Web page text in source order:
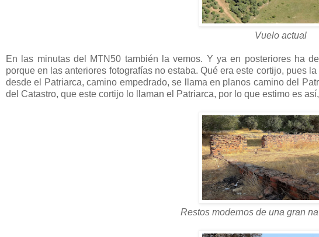
Vuelo actual
En las minutas del MTN50 también la vemos. Y ya en posteriores ha
porque en las anteriores fotografías no estaba. Qué era este cortijo, pues
desde el Patriarca, camino empedrado, se llama en planos camino del
del Catastro, que este cortijo lo llaman el Patriarca, por lo que estimo es
Restos modernos de una gran